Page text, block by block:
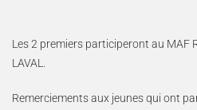
Les 2 premiers participeront au MAF
LAVAL.
Remerciements aux jeunes qui ont